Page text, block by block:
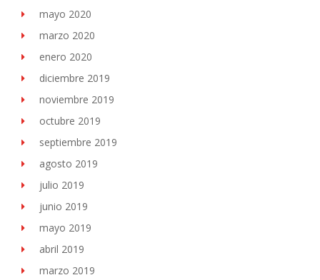
mayo 2020
marzo 2020
enero 2020
diciembre 2019
noviembre 2019
octubre 2019
septiembre 2019
agosto 2019
julio 2019
junio 2019
mayo 2019
abril 2019
marzo 2019